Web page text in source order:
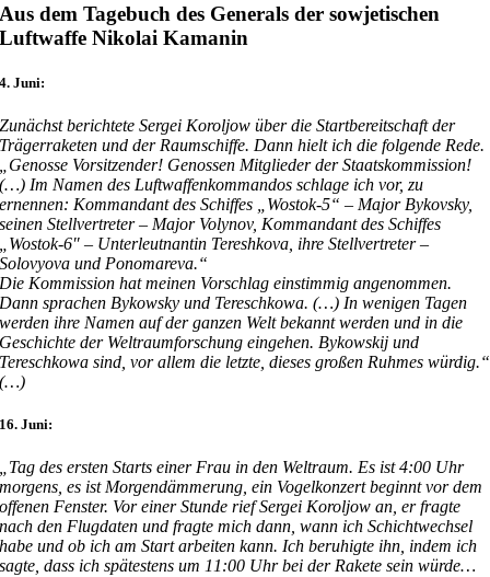
Aus dem Tagebuch des Generals der sowjetischen
Luftwaffe Nikolai Kamanin
4. Juni:
Zunächst berichtete Sergei Koroljow über die Startbereitschaft der
Trägerraketen und der Raumschiffe. Dann hielt ich die folgende Rede.
„Genosse Vorsitzender! Genossen Mitglieder der Staatskommission!
(…) Im Namen des Luftwaffenkommandos schlage ich vor, zu
ernennen: Kommandant des Schiffes „Wostok-5“ – Major Bykovsky,
seinen Stellvertreter – Major Volynov, Kommandant des Schiffes
„Wostok-6″ – Unterleutnantin Tereshkova, ihre Stellvertreter –
Solovyova und Ponomareva.“
Die Kommission hat meinen Vorschlag einstimmig angenommen.
Dann sprachen Bykowsky und Tereschkowa. (…) In wenigen Tagen
werden ihre Namen auf der ganzen Welt bekannt werden und in die
Geschichte der Weltraumforschung eingehen. Bykowskij und
Tereschkowa sind, vor allem die letzte, dieses großen Ruhmes würdig.“
(…)
16. Juni:
„Tag des ersten Starts einer Frau in den Weltraum. Es ist 4:00 Uhr
morgens, es ist Morgendämmerung, ein Vogelkonzert beginnt vor dem
offenen Fenster. Vor einer Stunde rief Sergei Koroljow an, er fragte
nach den Flugdaten und fragte mich dann, wann ich Schichtwechsel
habe und ob ich am Start arbeiten kann. Ich beruhigte ihn, indem ich
sagte, dass ich spätestens um 11:00 Uhr bei der Rakete sein würde…